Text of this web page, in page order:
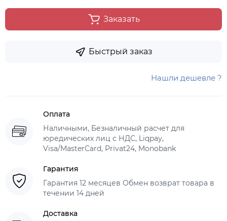
Заказать
Быстрый заказ
Нашли дешевле ?
Оплата
Наличными, Безналичный расчет для
юредических лиц с НДС, Liqpay,
Visa/MasterCard, Privat24, Monobank
Гарантия
Гарантия 12 месяцев Обмен возврат товара в
течении 14 дней
Доставка